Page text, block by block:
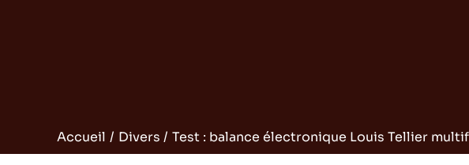
Accueil Divers Test : balance électronique Louis Tellier